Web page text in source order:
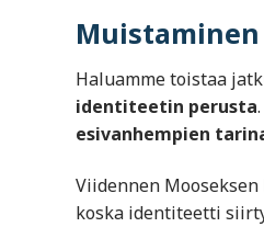
Haluamme toistaa
identiteetin perusta
esivanhempien
Viidennen
koska identiteetti